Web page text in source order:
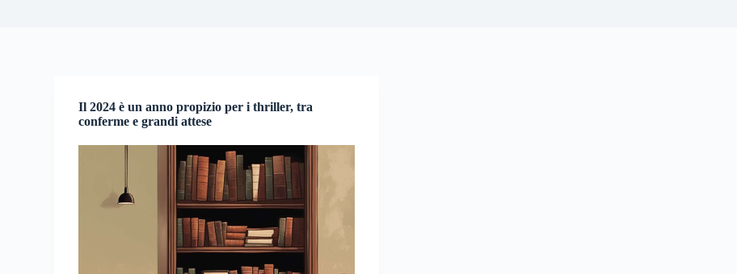
Il 2024 è un anno propizio per i thriller, tra
conferme e grandi attese